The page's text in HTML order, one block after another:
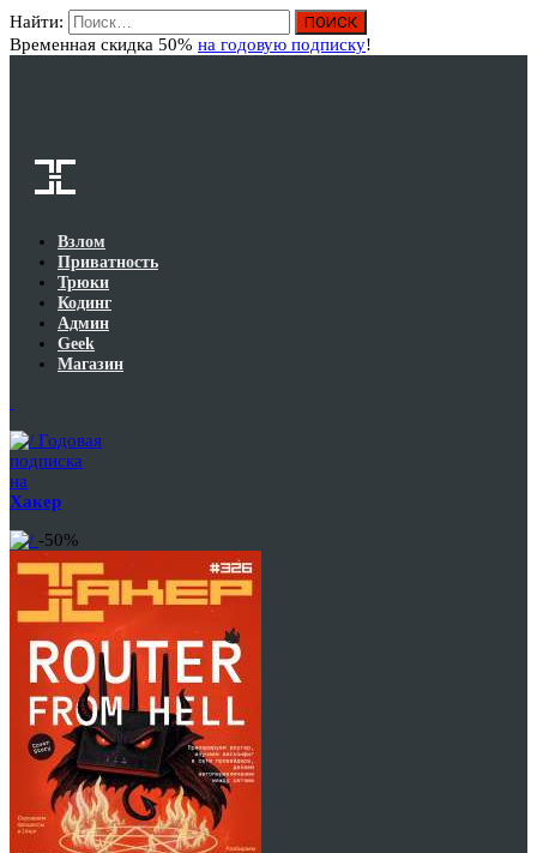
Найти:
Временная скидка 50% на годовую подписку!
Взлом
Приватность
Трюки
Кодинг
Админ
Geek
Магазин
Годовая
подписка
на
Хакер
-50%